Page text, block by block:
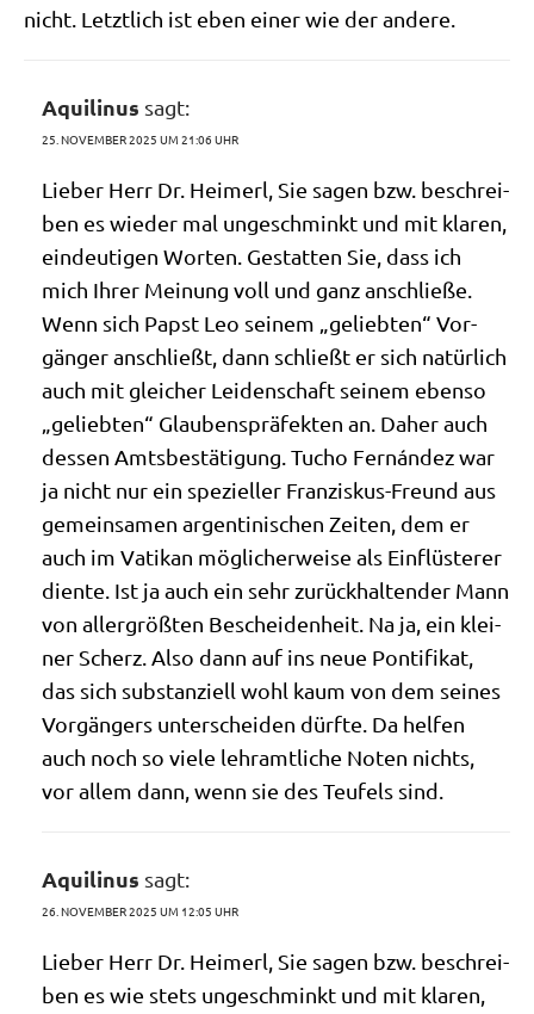
nicht. Letzt­lich ist eben einer wie der andere.
Aquilinus sagt:
25. NOVEMBER 2025 UM 21:06 UHR
Lie­ber Herr Dr. Heim­erl, Sie sagen bzw. beschrei­
ben es wie­der mal unge­schminkt und mit kla­ren,
ein­deu­ti­gen Wor­ten. Gestat­ten Sie, dass ich
mich Ihrer Mei­nung voll und ganz anschlie­ße.
Wenn sich Papst Leo sei­nem „gelieb­ten“ Vor­
gän­ger anschließt, dann schließt er sich natür­lich
auch mit glei­cher Lei­den­schaft sei­nem eben­so
„gelieb­ten“ Glau­bens­prä­fek­ten an. Daher auch
des­sen Amts­be­stä­ti­gung. Tucho Fernán­dez war
ja nicht nur ein spe­zi­el­ler Fran­zis­kus-Freund aus
gemein­sa­men argen­ti­ni­schen Zei­ten, dem er
auch im Vati­kan mög­li­cher­wei­se als Ein­flü­ste­rer
dien­te. Ist ja auch ein sehr zurück­hal­ten­der Mann
von aller­größ­ten Beschei­den­heit. Na ja, ein klei­
ner Scherz. Also dann auf ins neue Pon­ti­fi­kat,
das sich sub­stan­zi­ell wohl kaum von dem sei­nes
Vor­gän­gers unter­schei­den dürf­te. Da hel­fen
auch noch so vie­le lehr­amt­li­che Noten nichts,
vor allem dann, wenn sie des Teu­fels sind.
Aquilinus sagt:
26. NOVEMBER 2025 UM 12:05 UHR
Lie­ber Herr Dr. Heim­erl, Sie sagen bzw. beschrei­
ben es wie stets unge­schminkt und mit kla­ren,